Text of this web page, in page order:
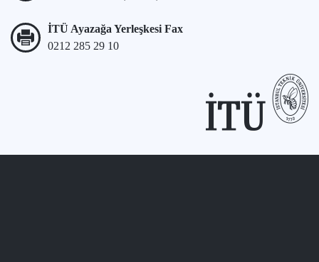
İTÜ Ayazağa Yerleşkesi Fax
0212 285 29 10